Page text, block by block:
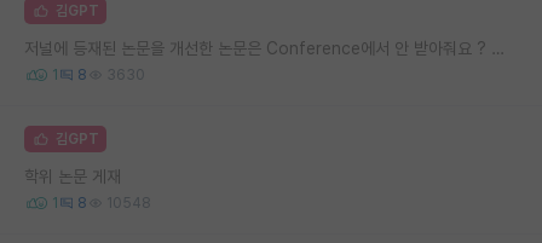
김GPT
저널에 등재된 논문을 개선한 논문은 Conference에서 안 받아줘요 ? 진짜로 .. ??
1 8 3630
김GPT
학위 논문 게재
1 8 10548